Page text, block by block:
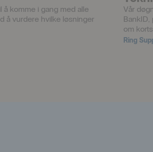
komme i gang med alle
å vurdere hvilke løsninger
Vår
om
Ring